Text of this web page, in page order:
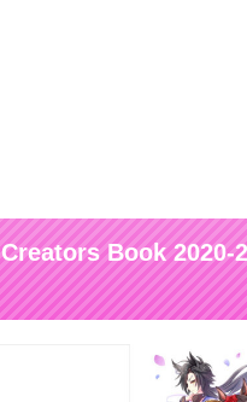
Book 2020-